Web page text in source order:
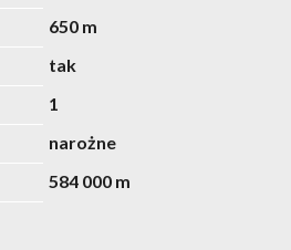
650 m
tak
1
narożne
584 000 m